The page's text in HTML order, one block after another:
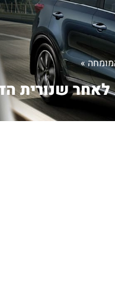
»
לאחר שנורית